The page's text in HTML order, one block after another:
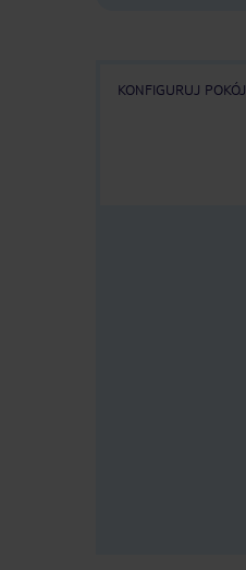
KONFIGURUJ POKÓJ